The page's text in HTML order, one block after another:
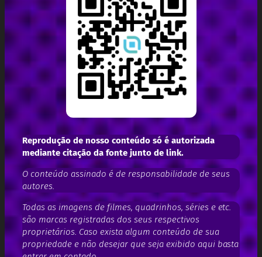
Reprodução de nosso conteúdo só é autorizada
mediante citação da fonte junto de link.
O conteúdo assinado é de responsabilidade de seus
autores.
Todas as imagens de filmes, quadrinhos, séries e etc.
são marcas registradas dos seus respectivos
proprietários. Caso exista algum conteúdo de sua
propriedade e não desejar que seja exibido aqui basta